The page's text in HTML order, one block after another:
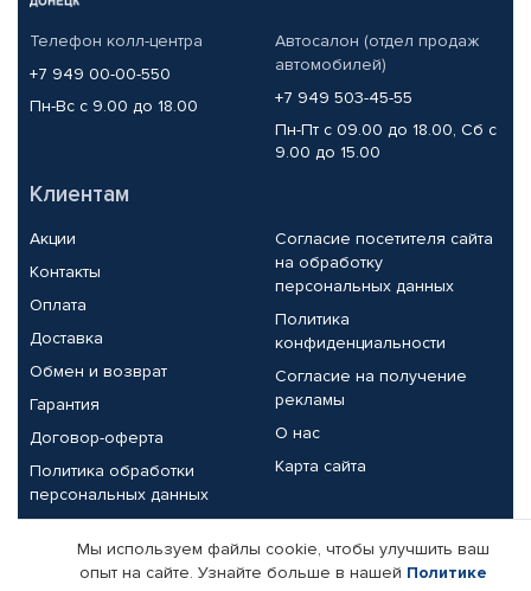
Телефон колл-центра
+7 949 00-00-550
Пн-Вс с 9.00 до 18.00
Автосалон (отдел продаж
автомобилей)
+7 949 503-45-55
Пн-Пт с 09.00 до 18.00, Сб с
9.00 до 15.00
Клиентам
Акции
Контакты
Оплата
Доставка
Обмен и возврат
Гарантия
Договор-оферта
Политика обработки
персональных данных
Согласие посетителя сайта
на обработку
персональных данных
Политика
конфиденциальности
Согласие на получение
рекламы
О нас
Карта сайта
Партнерам
Мы используем файлы cookie, чтобы улучшить ваш
опыт на сайте. Узнайте больше в нашей Политике